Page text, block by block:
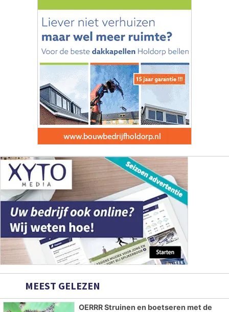
MEEST GELEZEN
OERRR Struinen en boetseren met de